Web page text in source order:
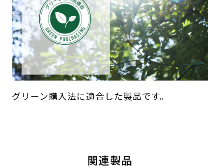
グリーン購入法に適合した製品です。
関連製品